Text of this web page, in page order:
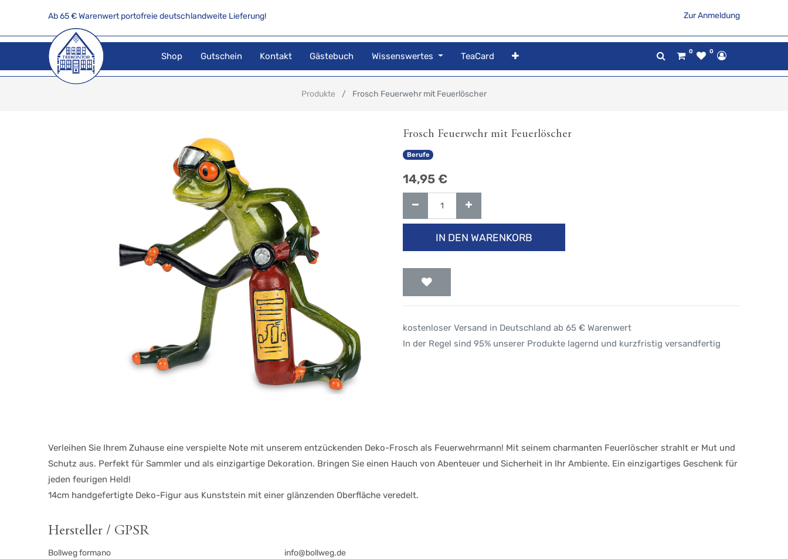
Ab 65 € Warenwert portofreie deutschlandweite Lieferung! Zur Anmeldung
Shop Gutschein Kontakt Gästebuch Wissenswertes TeaCard 0 0
Produkte Frosch Feuerwehr mit Feuerlöscher
Frosch Feuerwehr mit Feuerlöscher
Berufe
14,95 €
IN DEN WARENKORB
kostenloser Versand in Deutschland ab 65 € Warenwert
In der Regel sind 95% unserer Produkte lagernd und kurzfristig versandfertig
Verleihen Sie Ihrem Zuhause eine verspielte Note mit unserem entzückenden Deko-Frosch als Feuerwehrmann! Mit seinem charmanten Feuerlöscher strahlt er Mut und
Schutz aus. Perfekt für Sammler und als einzigartige Dekoration. Bringen Sie einen Hauch von Abenteuer und Sicherheit in Ihr Ambiente. Ein einzigartiges Geschenk für
jeden feurigen Held!
14cm handgefertigte Deko-Figur aus Kunststein mit einer glänzenden Oberfläche veredelt.
Hersteller / GPSR
Bollweg formano
info@bollweg.de